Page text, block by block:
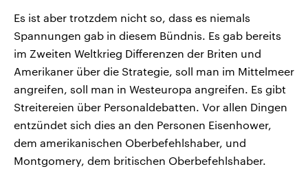
Es ist aber trotzdem nicht so, dass es niemals
Spannungen gab in diesem Bündnis. Es gab bereits
im Zweiten Weltkrieg Differenzen der Briten und
Amerikaner über die Strategie, soll man im Mittelmeer
angreifen, soll man in Westeuropa angreifen. Es gibt
Streitereien über Personaldebatten. Vor allen Dingen
entzündet sich dies an den Personen Eisenhower,
dem amerikanischen Oberbefehlshaber, und
Montgomery, dem britischen Oberbefehlshaber.